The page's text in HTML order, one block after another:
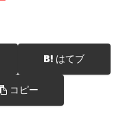
はてブ
コピー